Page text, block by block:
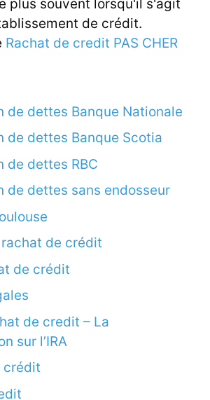
plus souvent lorsqu'il s'agit
de crédit.
Rachat de credit PAS CHER
de dettes Banque Nationale
de dettes Banque Scotia
de dettes RBC
de dettes sans endosseur
de crédit
de crédit
de credit – La
sur l’IRA
crédit